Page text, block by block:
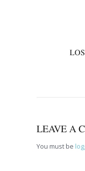
LEAVE A
You must be